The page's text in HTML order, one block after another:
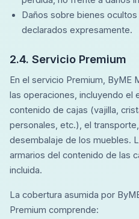
Daños sobre bienes
declarados expresamente.
2.4. Servicio Premium
En el servicio Premium, ByME
las operaciones, incluyendo el
contenido de cajas (vajilla,
personales, etc.), el
desembalaje de los muebles.
armarios del contenido de las
incluida.
La cobertura asumida por
Premium comprende: